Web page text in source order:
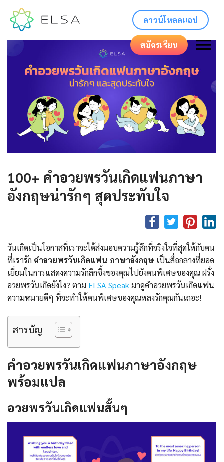
ดาวน์โหลดแอป
สมัครเรียน
100+ คําอวยพรวันเกิดแฟนภาษา
อังกฤษน่ารักๆ สุดประทับใจ
วันเกิดเป็นโอกาสที่เราจะได้ส่งมอบความรู้สึกที่จริงใจที่สุดให้กับคน
ที่เรารัก คําอวยพรวันเกิดแฟน ภาษาอังกฤษ เป็นสื่อกลางที่ยอด
เยี่ยมในการแสดงความรักลึกซึ้งของคุณไปยังคนพิเศษของคุณ ฝรั่ง
อวยพรวันเกิดยังไง? ตาม ELSA Speak มาดูคําอวยพรวันเกิดแฟน
ความหมายดีๆ ที่จะทำให้คนพิเศษของคุณหลงรักคุณกันเถอะ!
สารบัญ
คําอวยพรวันเกิดแฟนภาษาอังกฤษ
พร้อมแปล
อวยพรวันเกิดแฟนสั้นๆ